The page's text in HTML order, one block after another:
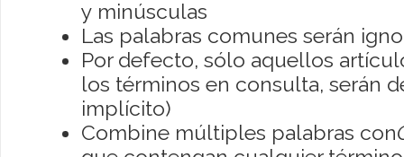
y minúsculas
Las palabras comunes serán
Por defecto, sólo aquellos
los términos en consulta, serán
implícito)
Combine múltiples palabras con